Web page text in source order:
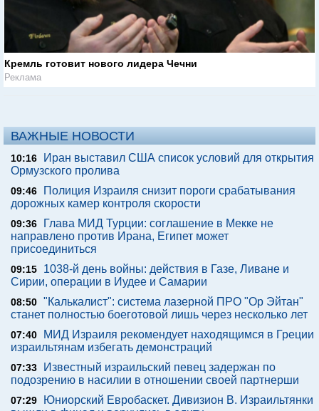
Кремль готовит нового лидера Чечни
Реклама
ВАЖНЫЕ НОВОСТИ
10:16
Иран выставил США список условий для открытия
Ормузского пролива
09:46
Полиция Израиля снизит пороги срабатывания
дорожных камер контроля скорости
09:36
Глава МИД Турции: соглашение в Мекке не
направлено против Ирана, Египет может
присоединиться
09:15
1038-й день войны: действия в Газе, Ливане и
Сирии, операции в Иудее и Самарии
08:50 "Калькалист": система лазерной ПРО "Ор Эйтан"
станет полностью боеготовой лишь через несколько лет
07:40
МИД Израиля рекомендует находящимся в Греции
израильтянам избегать демонстраций
07:33
Известный израильский певец задержан по
подозрению в насилии в отношении своей партнерши
07:29
Юниорский Евробаскет. Дивизион В. Израильтянки